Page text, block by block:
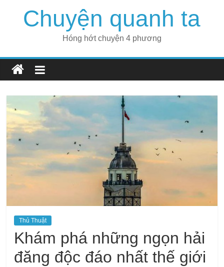
Chuyện quanh ta
Hóng hớt chuyện 4 phương
Thủ Thuật
Khám phá những ngọn hải
đăng độc đáo nhất thế giới